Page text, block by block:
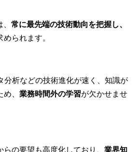
常に最先端の技術動向を把握し、
められます。
分析などの技術進化が速く、知識が
、 業務時間外の学習が欠かせませ
の要望も高度化しており、 業界知